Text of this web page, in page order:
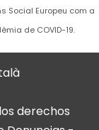
Social Europeu com a
de COVID-19.
derechos